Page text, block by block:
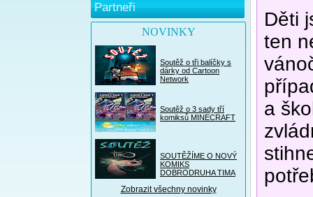
Partneři
NOVINKY
Soutěž o tři balíčky s
dárky od Cartoon
Network
Soutěž o 3 sady tří
komiksů MINECRAFT
SOUTĚŽÍME O NOVÝ
KOMIKS
DOBRODRUHA TIMA
Zobrazit všechny novinky
Děti
ten
a